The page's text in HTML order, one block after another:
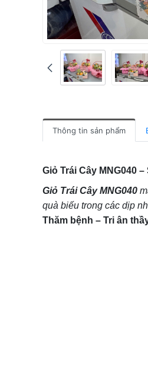
Thông tin sản phẩm
Giỏ Trái Cây MNG040
Giỏ Trái Cây MNG040
quà biếu trong các dịp
Thăm bệnh – Tri ân